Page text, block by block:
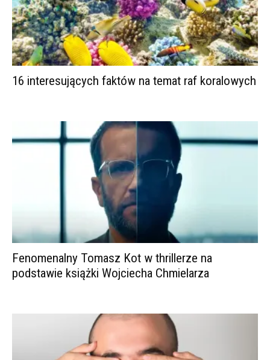
16 interesujących faktów na temat raf koralowych
Fenomenalny Tomasz Kot w thrillerze na
podstawie książki Wojciecha Chmielarza